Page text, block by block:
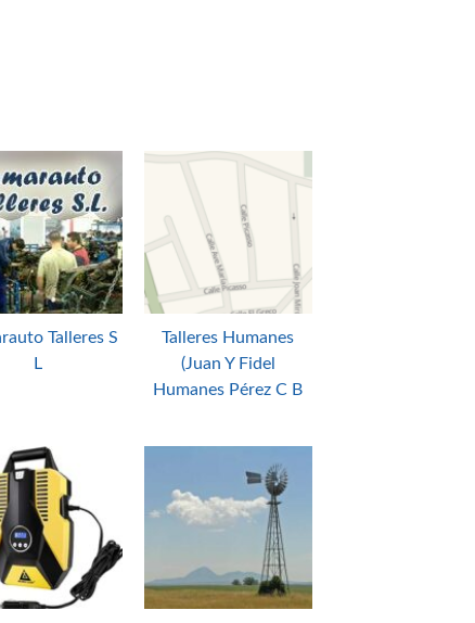
Talleres S
L
Talleres Humanes
(Juan Y Fidel
Humanes Pérez C B